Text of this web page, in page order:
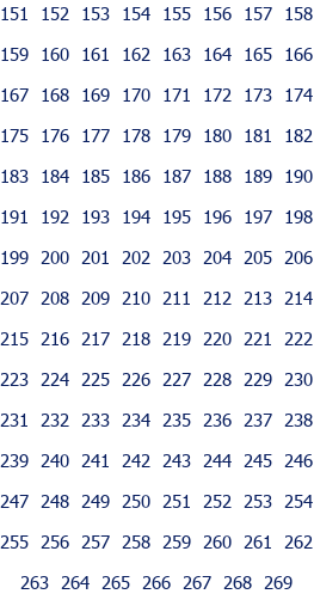
151
152 153 154 155 156 157
158
159
160 161 162 163 164 165
166
167
168 169 170 171 172 173
174
175
176 177 178 179 180 181
182
183
184 185 186 187 188 189
190
191
192 193 194 195 196 197
198
199
200 201 202 203 204 205
206
207
208 209 210 211 212 213
214
215
216 217 218 219 220 221
222
223
224 225 226 227 228 229
230
231
232 233 234 235 236 237
238
239
240 241 242 243 244 245
246
247
248 249 250 251 252 253
254
255
256 257 258 259 260 261
262
263
264 265 266 267 268 269